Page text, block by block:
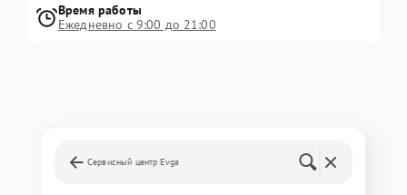
Время работы
Ежедневно с 9:00 до 21:00
Сервисный центр Evga